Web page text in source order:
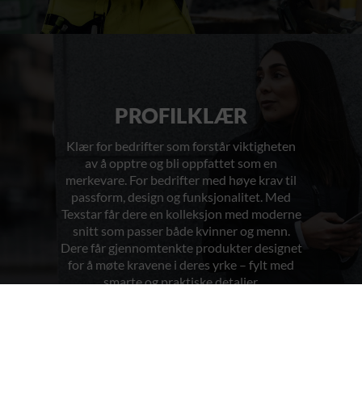
PROFILKLÆR
Klær for bedrifter som forstår viktigheten
av å opptre og bli oppfattet som en
merkevare. For bedrifter med høye krav til
passform, design og funksjonalitet. Med
Texstar får dere en kolleksjon med moderne
snitt som passer både kvinner og menn.
Dere får gjennomtenkte produkter designet
for å møte kravene i deres yrke – fylt med
smarte og praktiske detaljer.